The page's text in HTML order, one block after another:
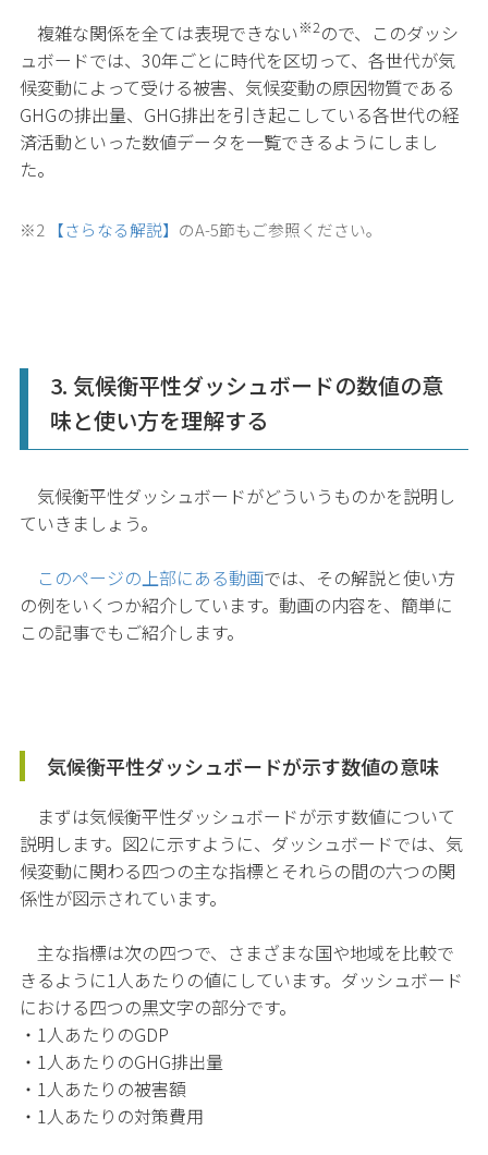
複雑な関係を全ては表現できない※2ので、このダッシ
ュボードでは、30年ごとに時代を区切って、各世代が気
候変動によって受ける被害、気候変動の原因物質である
GHGの排出量、GHG排出を引き起こしている各世代の経
済活動といった数値データを一覧できるようにしまし
た。
※2 【さらなる解説】 のA-5節もご参照ください。
3. 気候衡平性ダッシュボードの数値の意
味と使い方を理解する
気候衡平性ダッシュボードがどういうものかを説明し
ていきましょう。
このページの上部にある動画では、その解説と使い方
の例をいくつか紹介しています。動画の内容を、簡単に
この記事でもご紹介します。
気候衡平性ダッシュボードが示す数値の意味
まずは気候衡平性ダッシュボードが示す数値について
説明します。図2に示すように、ダッシュボードでは、気
候変動に関わる四つの主な指標とそれらの間の六つの関
係性が図示されています。
主な指標は次の四つで、さまざまな国や地域を比較で
きるように1人あたりの値にしています。ダッシュボード
における四つの黒文字の部分です。
・1人あたりのGDP
・1人あたりのGHG排出量
・1人あたりの被害額
・1人あたりの対策費用